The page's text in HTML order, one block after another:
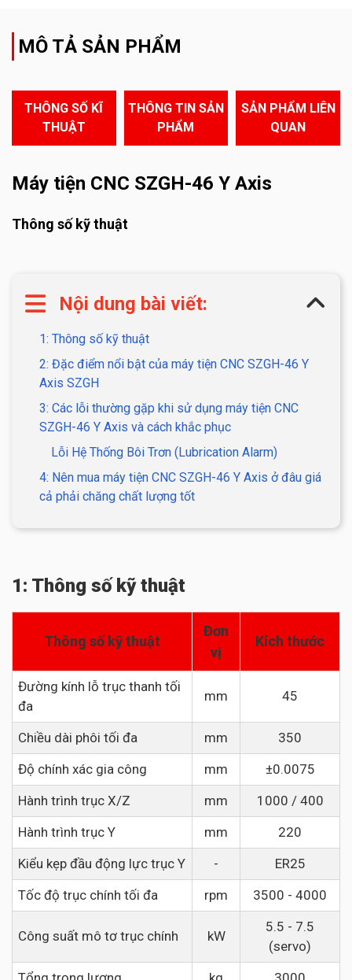
MÔ TẢ SẢN PHẨM
THÔNG SỐ KĨ
THUẬT
THÔNG TIN SẢN
PHẨM
SẢN PHẨM LIÊN
QUAN
Máy tiện CNC SZGH-46 Y Axis
Thông số kỹ thuật
Nội dung bài viết:
1: Thông số kỹ thuật
2: Đặc điểm nổi bật của máy tiện CNC SZGH-46 Y
Axis SZGH
3: Các lỗi thường gặp khi sử dụng máy tiện CNC
SZGH-46 Y Axis và cách khắc phục
Lỗi Hệ Thống Bôi Trơn (Lubrication Alarm)
4: Nên mua máy tiện CNC SZGH-46 Y Axis ở đâu giá
cả phải chăng chất lượng tốt
1: Thông số kỹ thuật
Thông số kỹ thuật
Đơn
vị
Kích thước
Đường kính lỗ trục thanh tối
đa
mm 45
Chiều dài phôi tối đa mm
350
Độ chính xác gia công
mm
±0.0075
Hành trình trục X/Z
mm
1000 / 400
Hành trình trục Y
mm
220
Kiểu kẹp đầu động lực trục Y
-
ER25
Tốc độ trục chính tối đa
rpm 3500 - 4000
Công suất mô tơ trục chính kW
5.5 - 7.5
(servo)